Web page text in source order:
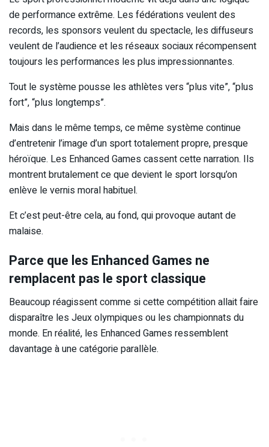
de performance extrême. Les fédérations veulent des
records, les sponsors veulent du spectacle, les diffuseurs
veulent de l’audience et les réseaux sociaux récompensent
toujours les performances les plus impressionnantes.
Tout le système pousse les athlètes vers “plus vite”, “plus
fort”, “plus longtemps”.
Mais dans le même temps, ce même système continue
d’entretenir l’image d’un sport totalement propre, presque
héroïque. Les Enhanced Games cassent cette narration. Ils
montrent brutalement ce que devient le sport lorsqu’on
enlève le vernis moral habituel.
Et c’est peut-être cela, au fond, qui provoque autant de
malaise.
Parce que les Enhanced Games ne
remplacent pas le sport classique
Beaucoup réagissent comme si cette compétition allait faire
disparaître les Jeux olympiques ou les championnats du
monde. En réalité, les Enhanced Games ressemblent
davantage à une catégorie parallèle.